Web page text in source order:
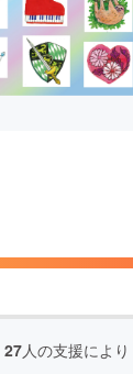
27人の支援により